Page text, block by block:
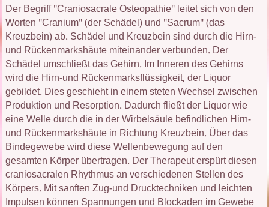
Der Begriff "Craniosacrale Osteopathie" leitet sich von den
Worten "Cranium" (der Schädel) und "Sacrum" (das
Kreuzbein) ab. Schädel und Kreuzbein sind durch die Hirn-
und Rückenmarkshäute miteinander verbunden. Der
Schädel umschließt das Gehirn. Im Inneren des Gehirns
wird die Hirn-und Rückenmarksflüssigkeit, der Liquor
gebildet. Dies geschieht in einem steten Wechsel zwischen
Produktion und Resorption. Dadurch fließt der Liquor wie
eine Welle durch die in der Wirbelsäule befindlichen Hirn-
und Rückenmarkshäute in Richtung Kreuzbein. Über das
Bindegewebe wird diese Wellenbewegung auf den
gesamten Körper übertragen. Der Therapeut erspürt diesen
craniosacralen Rhythmus an verschiedenen Stellen des
Körpers. Mit sanften Zug-und Drucktechniken und leichten
Impulsen können Spannungen und Blockaden im Gewebe